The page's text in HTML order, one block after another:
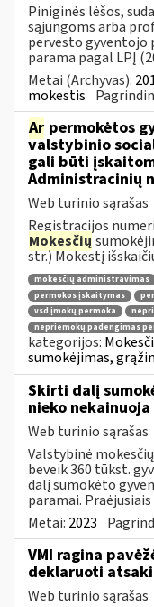
Piniginės lėšos,
sąjungoms arba
pervesto gyventojo
parama pagal LPĮ
Metai (Archyvas):
mokestis
Ar permokėtos
valstybinio
gali būti
Administracinių
Web turinio sąrašas
Registracijos
Mokesčių
str.) Mokestį
mokesčių administravimas
permokos įskaitymas
vsd įmokų permoka
nepriemokų padengimas
kategorijos:
sumokėjimas,
Skirti dalį
nieko nekainuoja
Web turinio sąrašas
Valstybinė
beveik 360 tūkst.
dalį sumokėto
paramai.
Metai: 2023
VMI ragina
deklaruoti
Web turinio sąrašas